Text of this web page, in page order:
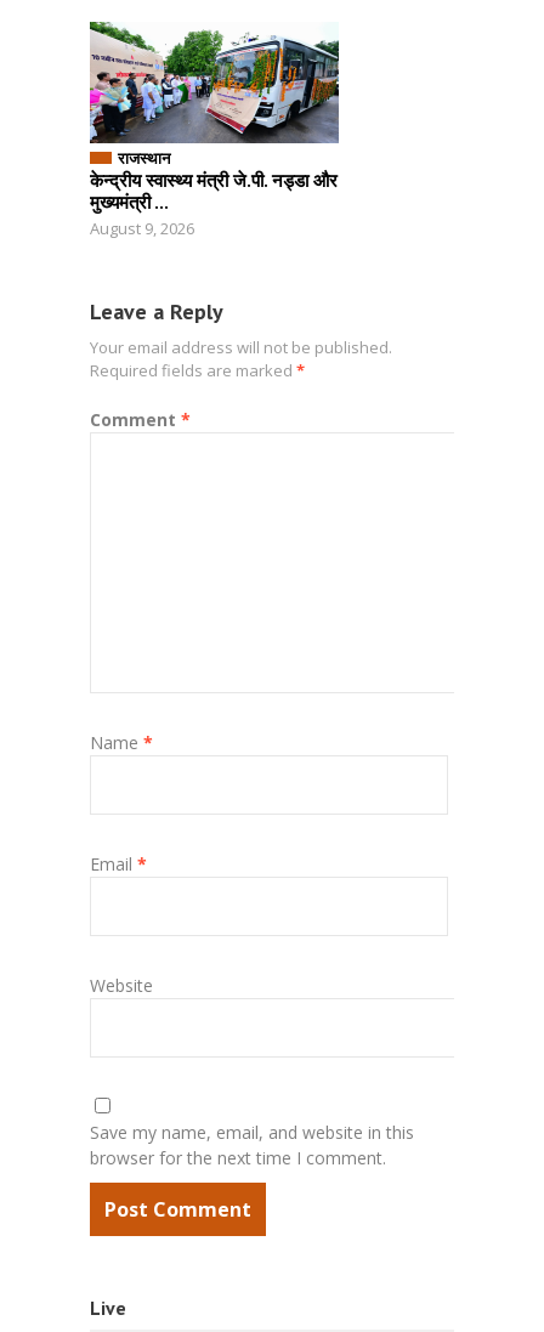
राजस्थान
केन्द्रीय स्वास्थ्य मंत्री जे.पी. नड्डा और
मुख्यमंत्री ...
August 9, 2026
Leave a Reply
Your email address will not be published.
Required fields are marked *
Comment *
Name *
Email *
Website
Save my name, email, and website in this
browser for the next time I comment.
Live